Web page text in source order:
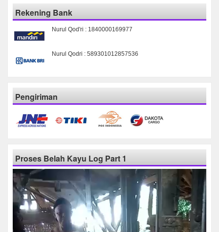
Rekening Bank
Nurul Qod'ri : 1840000169977
Nurul Qodri : 589301012857536
Pengiriman
Proses Belah Kayu Log Part 1
Pemutar
Video